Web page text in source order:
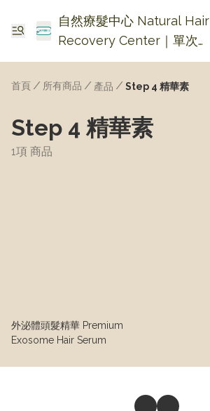
自然療髮中心 Natural Hair
Recovery Center｜單次收
費生髮・頭皮頭瘡護理
首頁 / 所有商品 / 產品 / Step 4 精華素
Step 4 精華素
1項 商品
外泌體頭髮精華 Premium
Exosome Hair Serum